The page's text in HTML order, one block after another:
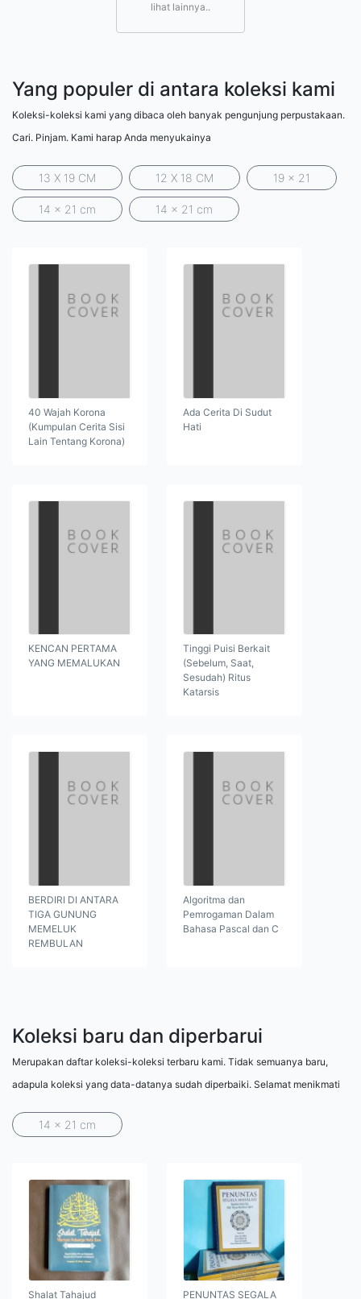
lihat lainnya..
Yang populer di antara koleksi kami
Koleksi-koleksi kami yang dibaca oleh banyak pengunjung perpustakaan.
Cari. Pinjam. Kami harap Anda menyukainya
13 X 19 CM 12 X 18 CM 19 x 21
14 x 21 cm 14 x 21 cm
40 Wajah Korona
(Kumpulan Cerita Sisi
Lain Tentang Korona)
Ada Cerita Di Sudut
Hati
KENCAN PERTAMA
YANG MEMALUKAN
Tinggi Puisi Berkait
(Sebelum, Saat,
Sesudah) Ritus
Katarsis
BERDIRI DI ANTARA
TIGA GUNUNG
MEMELUK
REMBULAN
Algoritma dan
Pemrogaman Dalam
Bahasa Pascal dan C
Koleksi baru dan diperbarui
Merupakan daftar koleksi-koleksi terbaru kami. Tidak semuanya baru,
adapula koleksi yang data-datanya sudah diperbaiki. Selamat menikmati
14 x 21 cm
Shalat Tahajud PENUNTAS SEGALA